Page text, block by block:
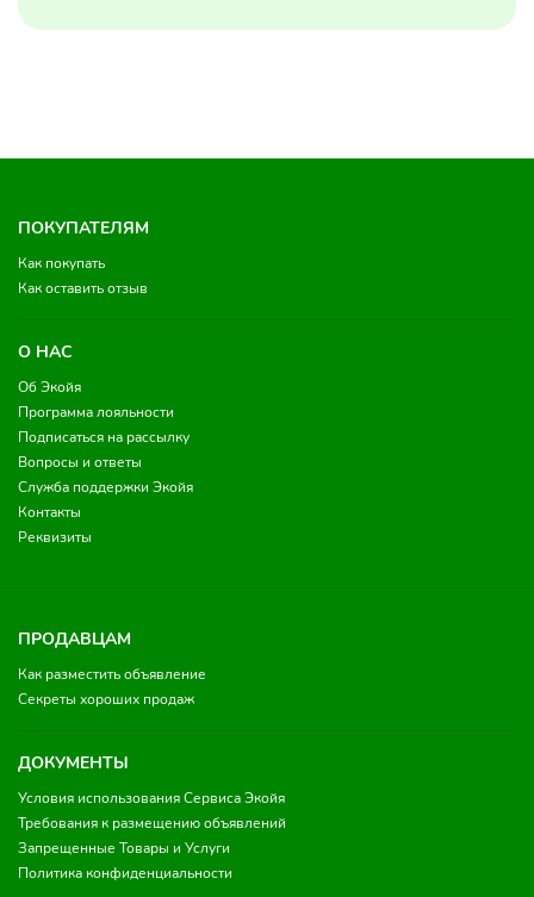
ПОКУПАТЕЛЯМ
Как покупать
Как оставить отзыв
О НАС
Об Экойя
Программа лояльности
Подписаться на рассылку
Вопросы и ответы
Служба поддержки Экойя
Контакты
Реквизиты
ПРОДАВЦАМ
Как разместить объявление
Секреты хороших продаж
ДОКУМЕНТЫ
Условия использования Сервиса Экойя
Требования к размещению объявлений
Запрещенные Товары и Услуги
Политика конфиденциальности